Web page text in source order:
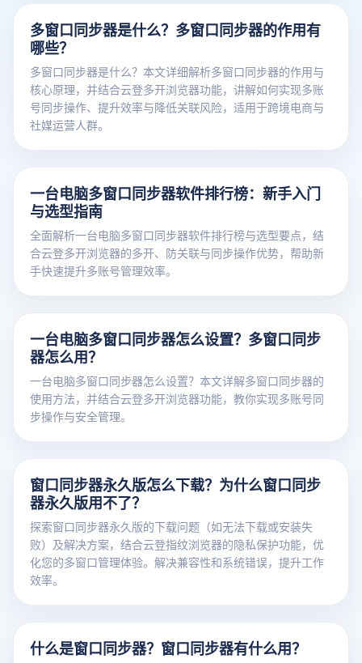
多窗口同步器是什么？多窗口同步器的作用有
哪些？
多窗口同步器是什么？本文详细解析多窗口同步器的作用与
核心原理，并结合云登多开浏览器功能，讲解如何实现多账
号同步操作、提升效率与降低关联风险，适用于跨境电商与
社媒运营人群。
一台电脑多窗口同步器软件排行榜：新手入门
与选型指南
全面解析一台电脑多窗口同步器软件排行榜与选型要点，结
合云登多开浏览器的多开、防关联与同步操作优势，帮助新
手快速提升多账号管理效率。
一台电脑多窗口同步器怎么设置？多窗口同步
器怎么用？
一台电脑多窗口同步器怎么设置？本文详解多窗口同步器的
使用方法，并结合云登多开浏览器功能，教你实现多账号同
步操作与安全管理。
窗口同步器永久版怎么下载？为什么窗口同步
器永久版用不了？
探索窗口同步器永久版的下载问题（如无法下载或安装失
败）及解决方案，结合云登指纹浏览器的隐私保护功能，优
化您的多窗口管理体验。解决兼容性和系统错误，提升工作
效率。
什么是窗口同步器？窗口同步器有什么用？